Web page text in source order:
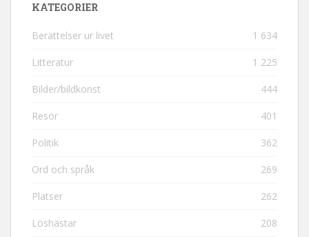
KATEGORIER
Berättelser ur livet 1 634
Litteratur 1 225
Bilder/bildkonst 444
Resor 401
Politik 362
Ord och språk 269
Platser 262
Löshästar 208